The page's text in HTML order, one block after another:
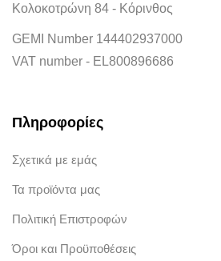
Κολοκοτρώνη 84 - Κόρινθος
GEMI Number 144402937000
VAT number - EL800896686
Πληροφορίες
Σχετικά με εμάς
Τα προϊόντα μας
Πολιτική Επιστροφών
Όροι και Προϋποθέσεις